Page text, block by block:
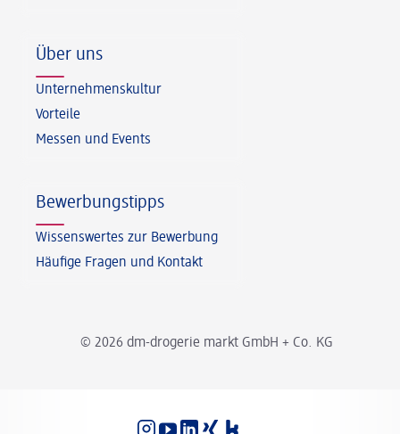
© 2026 dm-drogerie markt GmbH + Co. KG
Über uns
Unternehmenskultur
Vorteile
Messen und Events
Bewerbungstipps
Wissenswertes zur Bewerbung
Häufige Fragen und Kontakt